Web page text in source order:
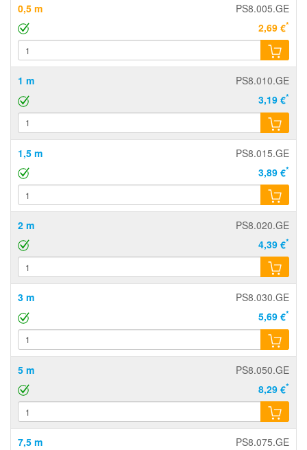
0,5 m
PS8.005.GE
2,69 €*
1 m
PS8.010.GE
3,19 €*
1,5 m
PS8.015.GE
3,89 €*
2 m
PS8.020.GE
4,39 €*
3 m
PS8.030.GE
5,69 €*
5 m
PS8.050.GE
8,29 €*
7,5 m
PS8.075.GE